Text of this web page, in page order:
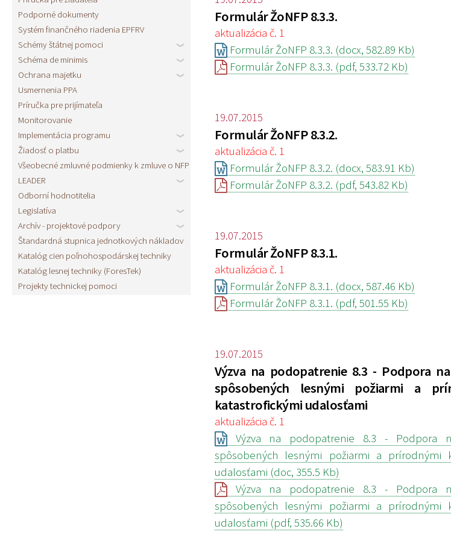
Podporné dokumenty
Systém finančného riadenia EPFRV
Schémy štátnej pomoci
Schéma de minimis
Ochrana majetku
Usmernenia PPA
Príručka pre prijímateľa
Monitorovanie
Implementácia programu
Žiadosť o platbu
Všeobecné zmluvné podmienky k zmluve o NFP
LEADER
Odborní hodnotitelia
Legislatíva
Archív - projektové podpory
Štandardná stupnica jednotkových nákladov
Katalóg cien poľnohospodárskej techniky
Katalóg lesnej techniky (ForesTek)
Projekty technickej pomoci
Formulár ŽoNFP 8.3.3.
aktualizácia č. 1
Formulár ŽoNFP 8.3.3. (docx, 582.89 Kb)
Formulár ŽoNFP 8.3.3. (pdf, 533.72 Kb)
19.07.2015
Formulár ŽoNFP 8.3.2.
aktualizácia č. 1
Formulár ŽoNFP 8.3.2. (docx, 583.91 Kb)
Formulár ŽoNFP 8.3.2. (pdf, 543.82 Kb)
19.07.2015
Formulár ŽoNFP 8.3.1.
aktualizácia č. 1
Formulár ŽoNFP 8.3.1. (docx, 587.46 Kb)
Formulár ŽoNFP 8.3.1. (pdf, 501.55 Kb)
19.07.2015
Výzva na podopatrenie 8.3 - Podpora
spôsobených lesnými požiarmi a
katastrofickými udalosťami
aktualizácia č. 1
Výzva na podopatrenie 8.3 - Podpora
spôsobených lesnými požiarmi a prírodnými
udalosťami (doc, 355.5 Kb)
Výzva na podopatrenie 8.3 - Podpora
spôsobených lesnými požiarmi a prírodnými
udalosťami (pdf, 535.66 Kb)